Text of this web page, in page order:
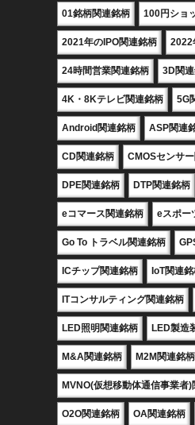
01銘柄関連銘柄 100円ショ
2021年のIPO関連銘柄 2022
24時間営業関連銘柄 3D関
4K・8Kテレビ関連銘柄 5G
Android関連銘柄 ASP関連
CD関連銘柄 CMOSセンサ
DPE関連銘柄 DTP関連銘柄
eコマース関連銘柄 eスポー
Go To トラベル関連銘柄
ICチップ関連銘柄 IoT関連
ITコンサルティング関連銘柄
LED照明関連銘柄 LED製造
M&A関連銘柄 M2M関連銘柄
MVNO(仮想移動体通信事業者)
O2O関連銘柄 OA関連銘柄